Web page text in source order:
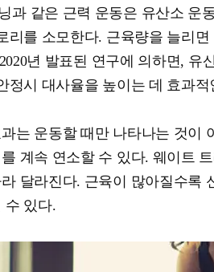
과 같은 근력 운동은 유산소 운
리를 소모한다. 근육량을 늘리
년 발표된 연구에 의하면,
정시 대사율을 높이는 데 효과
는 운동할 때만 나타나는 것이
계속 연소할 수 있다. 웨이트
달라진다. 근육이 많아질수록
수 있다.